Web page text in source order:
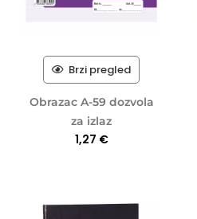
Brzi pregled
Obrazac A-59 dozvola
za izlaz
1,27 €